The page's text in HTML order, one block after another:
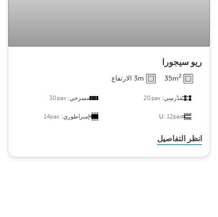
ريو سيجورا
35m2 3m الارتفاع
مَدْرسِي:20pax مسرحي:30pax
U: 12pax إمبراطوري: 14pax
انظر التفاصيل